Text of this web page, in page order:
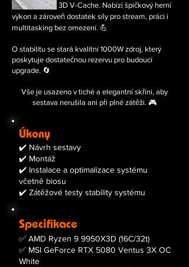
s velkou porcí 3D V-Cache. Nabízí špičkový herní
výkon a zároveň dostatek síly pro stream, práci i
multitasking bez omezení. 💪
O stabilitu se stará kvalitní 1000W zdroj, který
poskytuje dostatečnou rezervu pro budoucí
upgrade. 🔄
Vše je usazeno v tiché a elegantní skříni, aby
sestava nerušila ani při plné zátěži. 🎮
Úkony
✔️ Návrh sestavy
✔️ Montáž
✔️ Instalace a optimalizace systému
včetně biosu
✔️ Zátěžové testy stability systému
Specifikace
✅ AMD Ryzen 9 9950X3D (16C/32t)
✅ MSI GeForce RTX 5080 Ventus 3X OC
White